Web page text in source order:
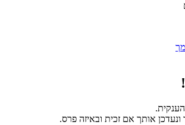
אותך אם זכית ובאיזה פרס.